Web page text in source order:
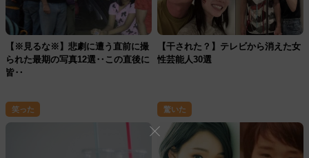
【※見るな※】悲劇に遭う直前に撮
られた最期の写真12選‥この直後に
皆‥
【干された？】テレビから消えた女
性芸能人30選
笑った 驚いた